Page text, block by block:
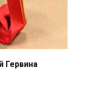
Гервина